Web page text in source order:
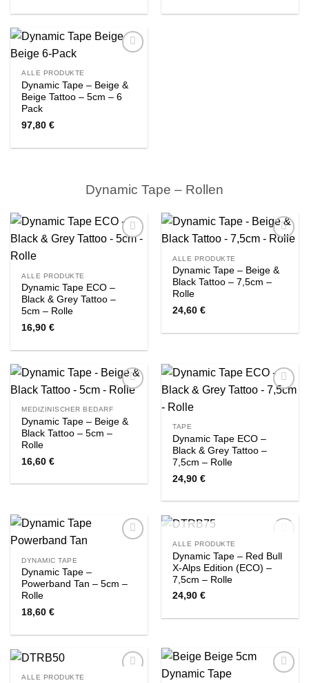
ALLE PRODUKTE
Dynamic Tape – Beige &
Beige Tattoo – 5cm – 6
Pack
97,80€
Dynamic Tape – Rollen
ALLE PRODUKTE
Dynamic Tape ECO –
Black & Grey Tattoo –
5cm – Rolle
16,90€
ALLE PRODUKTE
Dynamic Tape – Beige &
Black Tattoo – 7,5cm –
Rolle
24,60€
Wishlist
MEDIZINISCHER BEDARF
Dynamic Tape – Beige &
Black Tattoo – 5cm –
Rolle
16,60€
TAPE
Dynamic Tape ECO –
Black & Grey Tattoo –
7,5cm – Rolle
24,90€
DYNAMIC TAPE
Dynamic Tape –
Powerband Tan – 5cm –
Rolle
18,60€
Wishlist
NICHT VORRÄTIG
ALLE PRODUKTE
Dynamic Tape – Red Bull
X-Alps Edition (ECO) –
7,5cm – Rolle
24,90€
ALLE PRODUKTE